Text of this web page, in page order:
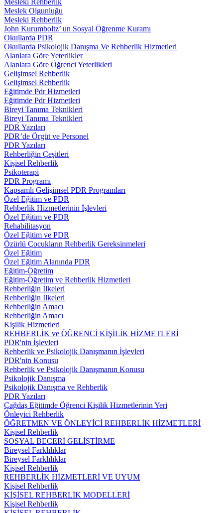
Mesleki Rehberlik
Meslek Olgunluğu
Mesleki Rehberlik
John Kurumboltz’ un Sosyal Öğrenme Kuramı
Okullarda PDR
Okullarda Psikolojik Danışma Ve Rehberlik Hizmetleri
Alanlara Göre Yeterlikler
Alanlara Göre Öğrenci Yeterlikleri
Gelişimsel Rehberlik
Gelişimsel Rehberlik
Eğitimde Pdr Hizmetleri
Eğitimde Pdr Hizmetleri
Bireyi Tanıma Teknikleri
Bireyi Tanıma Teknikleri
PDR Yazıları
PDR’de Örgüt ve Personel
PDR Yazıları
Rehberliğin Çeşitleri
Kişisel Rehberlik
Psikoterapi
PDR Programı
Kapsamlı Gelişimsel PDR Programları
Özel Eğitim ve PDR
Rehberlik Hizmetlerinin İşlevleri
Özel Eğitim ve PDR
Rehabilitasyon
Özel Eğitim ve PDR
Özürlü Çocukların Rehberlik Gereksinmeleri
Özel Eğitim
Özel Eğitim Alanında PDR
Eğitim-Öğretim
Eğitim-Öğretim ve Rehberlik Hizmetleri
Rehberliğin İlkeleri
Rehberliğin İlkeleri
Rehberliğin Amacı
Rehberliğin Amacı
Kişilik Hizmetleri
REHBERLİK ve ÖĞRENCİ KİŞİLİK HİZMETLERİ
PDR'nin İşlevleri
Rehberlik ve Psikolojik Danışmanın İşlevleri
PDR'nin Konusu
Rehberlik ve Psikolojik Danışmanın Konusu
Psikolojik Danışma
Psikolojik Danışma ve Rehberlik
PDR Yazıları
Çağdaş Eğitimde Öğrenci Kişilik Hizmetlerinin Yeri
Önleyici Rehberlik
ÖĞRETMEN VE ÖNLEYİCİ REHBERLİK HİZMETLERİ
Kişisel Rehberlik
SOSYAL BECERİ GELİŞTİRME
Bireysel Farklılıklar
Bireysel Farklılıklar
Kişisel Rehberlik
REHBERLİK HİZMETLERİ VE UYUM
Kişisel Rehberlik
KİŞİSEL REHBERLİK MODELLERİ
Kişisel Rehberlik